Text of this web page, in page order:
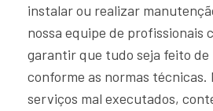
instalar ou realizar
nossa equipe de profissionais
garantir que tudo seja feito de
conforme as normas técnicas.
serviços mal executados,